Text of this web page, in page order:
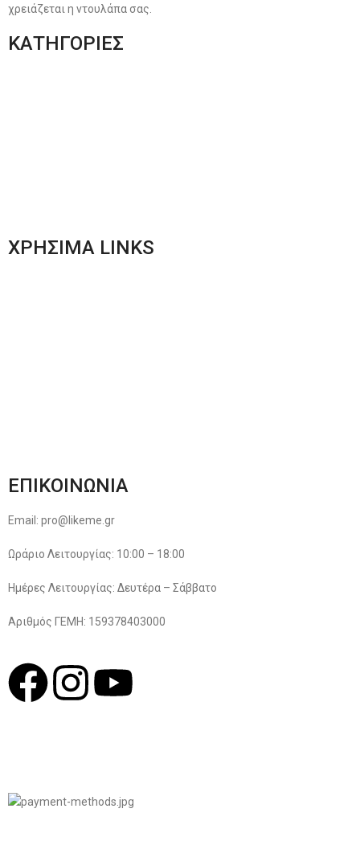
χρειάζεται η ντουλάπα σας.
ΚΑΤΗΓΟΡΙΕΣ
ΧΡΗΣΙΜΑ LINKS
ΕΠΙΚΟΙΝΩΝΙΑ
Email: pro@likeme.gr
Ωράριο Λειτουργίας: 10:00 – 18:00
Ημέρες Λειτουργίας: Δευτέρα – Σάββατο
Αριθμός ΓΕΜΗ: 159378403000